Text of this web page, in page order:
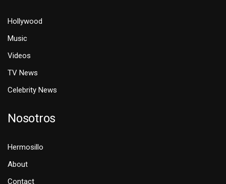
Hollywood
Music
Videos
TV News
Celebrity News
Nosotros
Hermosillo
About
Contact